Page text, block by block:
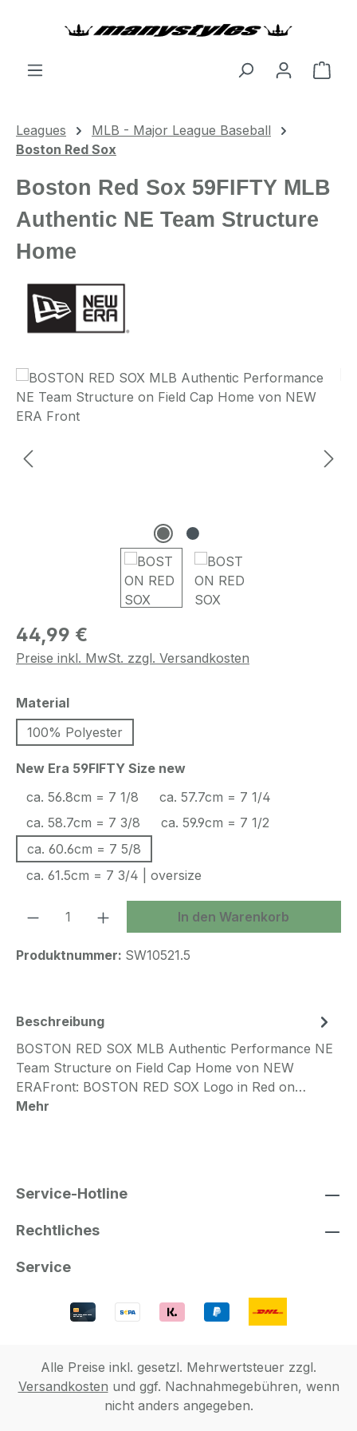
Leagues
MLB - Major League Baseball
Boston Red Sox
Boston Red Sox 59FIFTY MLB
Authentic NE Team Structure
Home
Bildergalerie überspringen
Regulärer Preis:
44,99 €
Preise inkl. MwSt. zzgl. Versandkosten
Materialauswählen
100% Polyester
New Era 59FIFTY Size newauswählen
ca. 56.8cm = 7 1/8
ca. 57.7cm = 7 1/4
ca. 58.7cm = 7 3/8
ca. 59.9cm = 7 1/2
ca. 60.6cm = 7 5/8
ca. 61.5cm = 7 3/4 | oversize
Produkt Anzahl: Gib denIn den Warenkorb
Produktnummer: SW10521.5
Beschreibung
BOSTON RED SOX MLB Authentic Performance NE
Team Structure on Field Cap Home von NEW
ERAFront: BOSTON RED SOX Logo in Red on…
Mehr
Service-Hotline
Rechtliches
Service
Alle Preise inkl. gesetzl. Mehrwertsteuer zzgl.
Versandkosten und ggf. Nachnahmegebühren, wenn
nicht anders angegeben.